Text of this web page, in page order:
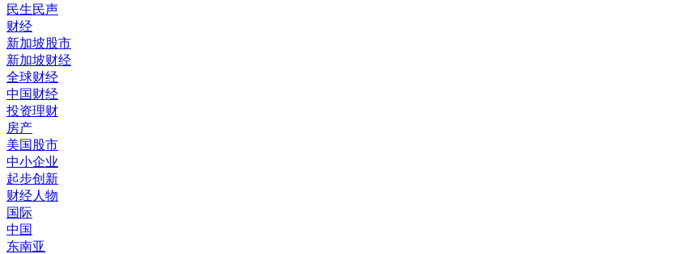
民生民声
财经
新加坡股市
新加坡财经
全球财经
中国财经
投资理财
房产
美国股市
中小企业
起步创新
财经人物
国际
中国
东南亚